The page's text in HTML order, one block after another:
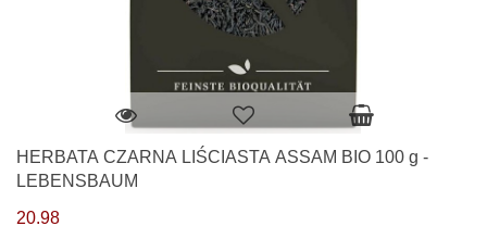
HERBATA CZARNA LIŚCIASTA ASSAM BIO 100 g -
LEBENSBAUM
20.98